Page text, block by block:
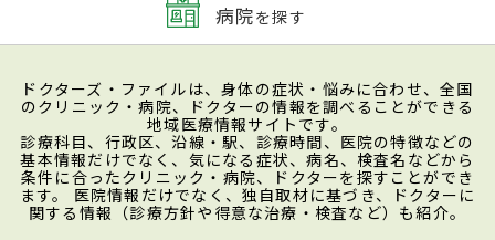
病院を探す
ドクターズ・ファイルは、身体の症状・悩みに合わせ、全国
のクリニック・病院、ドクターの情報を調べることができる
地域医療情報サイトです。
診療科目、行政区、沿線・駅、診療時間、医院の特徴などの
基本情報だけでなく、気になる症状、病名、検査名などから
条件に合ったクリニック・病院、ドクターを探すことができ
ます。 医院情報だけでなく、独自取材に基づき、ドクターに
関する情報（診療方針や得意な治療・検査など）も紹介。